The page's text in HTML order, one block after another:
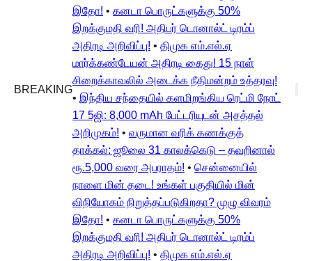
BREAKING
இதோ! • கனடா பொருட்களுக்கு 50%
இறக்குமதி வரி! அதிபர் டொனால்ட் டிரம்ப்
அதிரடி அறிவிப்பு! • திமுக எம்.எல்.ஏ
மார்க்கண்டேயன் அதிரடி கைது! 15 நாள்
சிறைக்காவலில் அடைக்க நீதிமன்றம் உத்தரவு!
• இந்திய சந்தையில் களமிறங்கிய ரெட்மி நோட்
17 5ஜி: 8,000 mAh பேட்டரியுடன் அசத்தல்
அறிமுகம்! • வருமான வரிக் கணக்குத்
தாக்கல்: ஜூலை 31 காலக்கெடு – தவறினால்
ரூ.5,000 வரை அபராதம்! • சென்னையில்
நாளை மின் தடை! உங்கள் பகுதியில் மின்
விநியோகம் நிறுத்தப்படுகிறதா? முழு விவரம்
இதோ! • கனடா பொருட்களுக்கு 50%
இறக்குமதி வரி! அதிபர் டொனால்ட் டிரம்ப்
அதிரடி அறிவிப்பு! • திமுக எம்.எல்.ஏ